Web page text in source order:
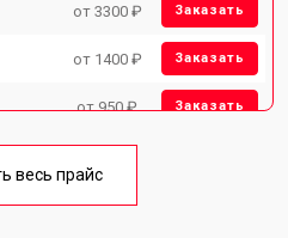
от 3300 ₽ Заказать
от 1400 ₽ Заказать
от 950 ₽ Заказать
от 3200 ₽
весь прайс